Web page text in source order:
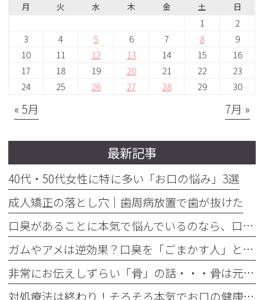
月 火 水 木 金 土 日
1
2
3
4 5 6 7 8
9
10
11 12 13 14 15
16
17
18 19 20 21 22
23
24
25 26 27 28 29 30
« 5月 7月 »
最新記事
40代・50代女性に特に多い「お口の悩み」3選
成人矯正の落とし穴｜歯周病放置で歯が抜けた
口臭があることに本気で悩んでいるのなら、口臭を本気で治そう
ガムやアメは逆効果？口臭を「ごまかす人」と「治す人」の決定的な違い
非常にお伝えしずらい「骨」の話・・・骨は元には戻せない？
対処療法は終わり！そろそろ本気でお口の健康とは何かを考えませんか